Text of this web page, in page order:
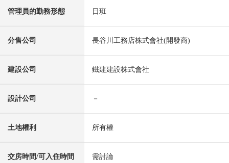
管理員的勤務形態 日班
分售公司 長谷川工務店株式會社(開發商)
建設公司 鐵建建設株式會社
設計公司 －
土地權利 所有權
交房時間/可入住時間 需討論